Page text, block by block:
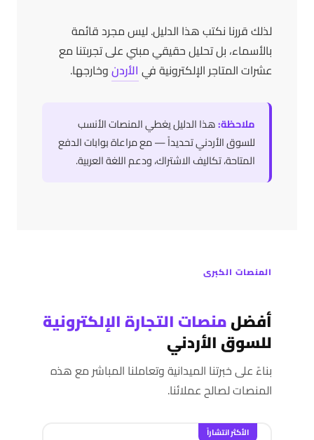
لذلك قررنا نكتب هذا الدليل. ليس مجرد قائمة
بالأسماء، بل تحليل حقيقي مبني على تجربتنا مع
عشرات المتاجر الإلكترونية في الأردنوخارجها.
ملاحظة:هذا الدليل يغطي المنصات الأنسب
للسوق الأردني تحديداً — مع مراعاة بوابات الدفع
المتاحة، تكاليف الاشتراك، ودعم اللغة العربية.
المنصات الكبرى
أفضلمنصات التجارة الإلكترونية
للسوق الأردني
بناءً على خبرتنا الميدانية وتعاملنا المباشر مع هذه
المنصات لصالح عملائنا.
الأكثر انتشاراً